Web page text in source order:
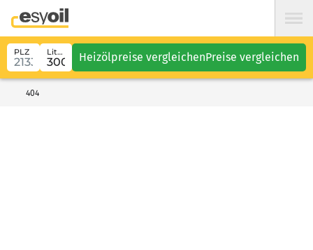
PLZ Liter Heizölpreise vergleichenPreise vergleichen
404